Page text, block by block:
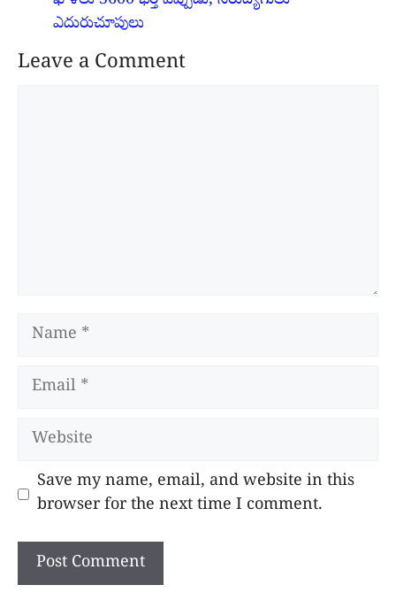
ఎదురుచూపులు
Leave a Comment
Name
Email
Website
Save my name, email, and website in this
browser for the next time I comment.